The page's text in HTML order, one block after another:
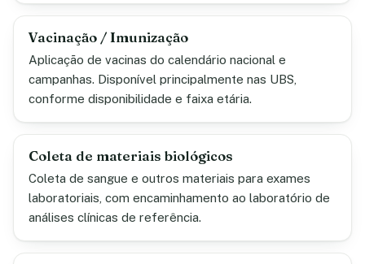
Vacinação / Imunização
Aplicação de vacinas do calendário nacional e
campanhas. Disponível principalmente nas UBS,
conforme disponibilidade e faixa etária.
Coleta de materiais biológicos
Coleta de sangue e outros materiais para exames
laboratoriais, com encaminhamento ao laboratório de
análises clínicas de referência.